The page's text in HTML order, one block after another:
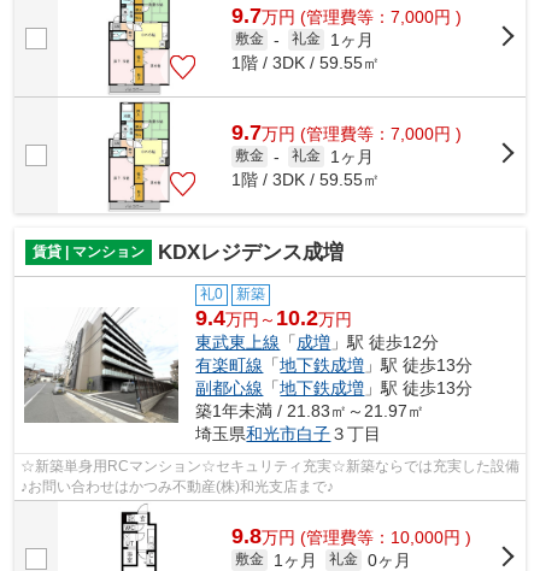
9.7万円 (管理費等：7,000円 )
敷金 - 礼金
1ヶ月
1階 / 3DK / 59.55㎡
9.7万円 (管理費等：7,000円 )
敷金 - 礼金
1ヶ月
1階 / 3DK / 59.55㎡
賃貸 | マンション KDXレジデンス成増
礼0 新築
9.4万円～ 10.2万円
東武東上線 「成増 」駅 徒歩12分
有楽町線 「地下鉄成増 」駅 徒歩13分
副都心線 「地下鉄成増 」駅 徒歩13分
築1年未満 / 21.83㎡～21.97㎡
埼玉県和光市白子３丁目
☆新築単身用RCマンション☆セキュリティ充実☆新築ならでは充実した設備
♪お問い合わせはかつみ不動産(株)和光支店まで♪
9.8万円 (管理費等：10,000円 )
敷金 1ヶ月 礼金 0ヶ月